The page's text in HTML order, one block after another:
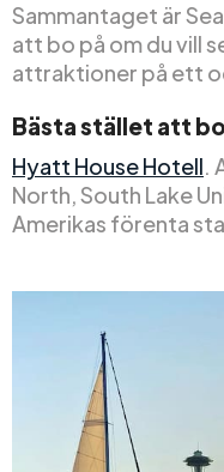
Sammantaget är
att bo på om du vill
attraktioner på ett
Bästa stället att
Hyatt House Hotell.
North, South Lake
Amerikas förenta